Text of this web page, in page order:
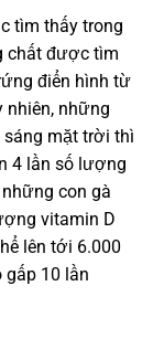
tìm thấy trong
chất được tìm
điển hình từ
nhiên, những
mặt trời thì
4 lần số lượng
con gà
vitamin D
lên tới 6.000
gấp 10 lần